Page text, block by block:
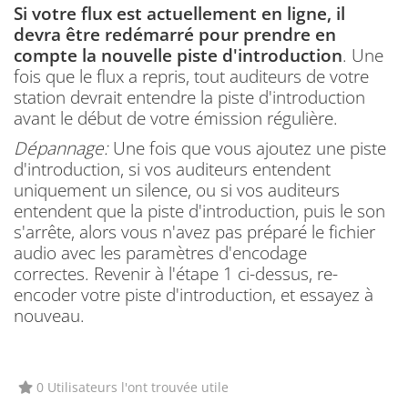
Si votre flux est actuellement en ligne, il
devra être redémarré pour prendre en
compte la nouvelle piste d'introduction. Une
fois que le flux a repris, tout auditeurs de votre
station devrait entendre la piste d'introduction
avant le début de votre émission régulière.
Dépannage:Une fois que vous ajoutez une piste
d'introduction, si vos auditeurs entendent
uniquement un silence, ou si vos auditeurs
entendent que la piste d'introduction, puis le son
s'arrête, alors vous n'avez pas préparé le fichier
audio avec les paramètres d'encodage
correctes. Revenir à l'étape 1 ci-dessus, re-
encoder votre piste d'introduction, et essayez à
nouveau.
0 Utilisateurs l'ont trouvée utile